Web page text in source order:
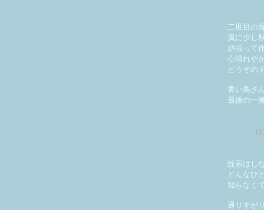
二度目の
風に少し
頑張って
心晴れや
どうぞの
青い鳥さ
最後の一
詮索はし
どんなひ
知らなく
通りすが